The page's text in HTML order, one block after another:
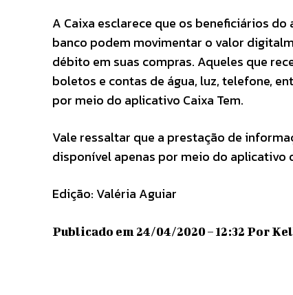
A Caixa esclarece que os beneficiários
banco podem movimentar o valor
débito em suas compras. Aqueles que
boletos e contas de água, luz, telefone,
por meio do aplicativo Caixa Tem.
Vale ressaltar que a prestação de
disponível apenas por meio do aplicativo
Edição: Valéria Aguiar
Publicado em 24/04/2020 – 12:32 Por